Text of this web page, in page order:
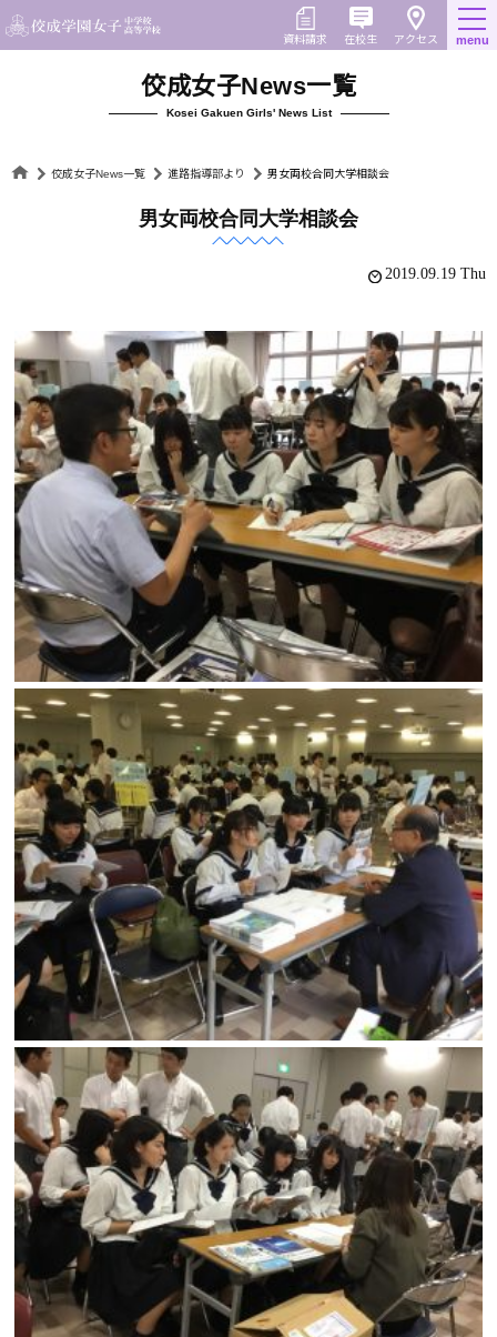
to
content
アクセス
在校生
資料請求 menu
佼成女子News一覧
Kosei Gakuen Girls' News List
佼成女子News一覧 進路指導部より 男女両校合同大学相談会
男女両校合同大学相談会
2019.09.19 Thu